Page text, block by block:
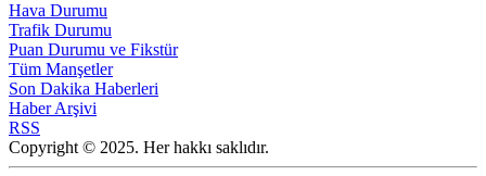
Hava Durumu
Trafik Durumu
Puan Durumu ve Fikstür
Tüm Manşetler
Son Dakika Haberleri
Haber Arşivi
RSS
Copyright © 2025. Her hakkı saklıdır.